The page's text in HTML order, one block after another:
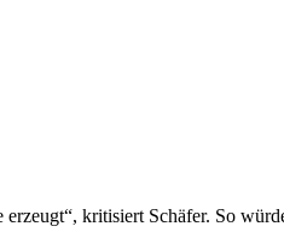
kritisiert Schäfer. So